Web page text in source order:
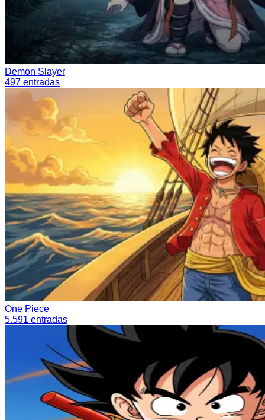
Demon Slayer
497 entradas
One Piece
5.591 entradas